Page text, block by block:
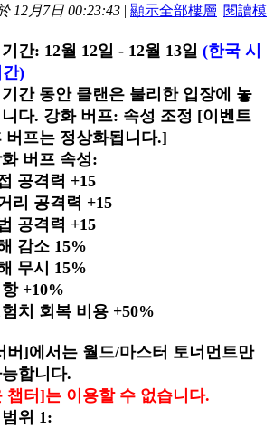
12月7日 00:23:43 | 顯示全部樓層 |閱讀模
간: 12월 12일 - 12월 13일 (한국 시
간)
간 동안 클랜은 불리한 입장에 놓
다. 강화 버프: 속성 조정 [이벤트
버프는 정상화됩니다.]
버프 속성:
공격력 +15
리 공격력 +15
공격력 +15
감소 15%
무시 15%
+10%
치 회복 비용 +50%
버]에서는 월드/마스터 토너먼트만
합니다.
챕터]는 이용할 수 없습니다.
위 1: